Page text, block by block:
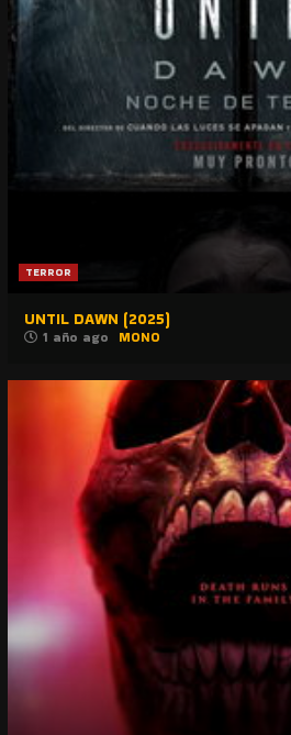
TERROR
UNTIL DAWN (2025)
1 año ago MONO